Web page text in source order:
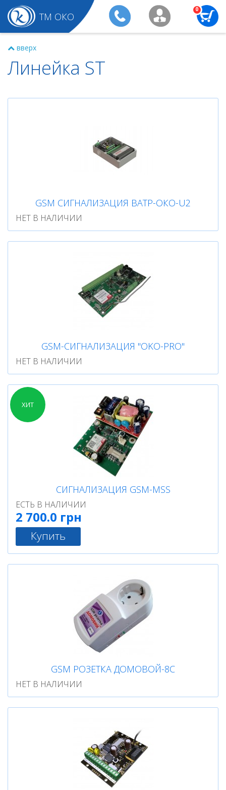
ТМ ОКО
0
вверх
Линейка ST
GSM СИГНАЛИЗАЦИЯ BATP-ОКО-U2
НЕТ В НАЛИЧИИ
GSM-СИГНАЛИЗАЦИЯ "OKO-PRO"
НЕТ В НАЛИЧИИ
ХИТ
СИГНАЛИЗАЦИЯ GSM-MSS
ЕСТЬ В НАЛИЧИИ
2 700.0 грн
Купить
GSM РОЗЕТКА ДОМОВОЙ-8С
НЕТ В НАЛИЧИИ